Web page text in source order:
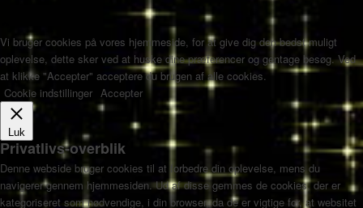
Vi bruger cookies på vores hjemmeside, for at give dig den bedst muligt
oplevelse, dette sker ved at huske dine præferencer og gentage besøg. Ved
at klikke "Accepter" acceptere du brugen af alle cookies.
Cookie indstillinger Accepter
Luk
Privatlivs-overblik
Denne webside bruger cookies til at forbedre din oplevelse, mens du
navigerer gennem hjemmesiden. Ud af disse gemmes de cookies, der er
kategoriseret som nødvendige, i din browser, da de er vigtige for, at websitet